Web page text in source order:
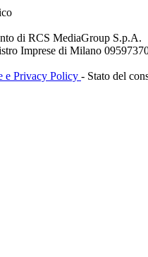
di RCS MediaGroup S.p.A.
Imprese di Milano
e Privacy Policy - Stato del